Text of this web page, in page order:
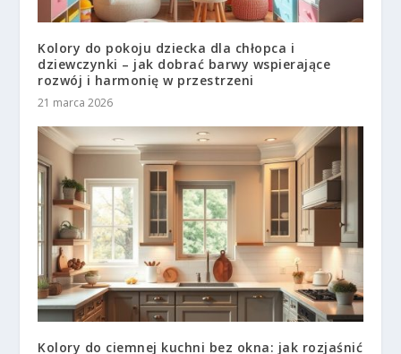
Kolory do pokoju dziecka dla chłopca i
dziewczynki – jak dobrać barwy wspierające
rozwój i harmonię w przestrzeni
21 marca 2026
Kolory do ciemnej kuchni bez okna: jak rozjaśnić